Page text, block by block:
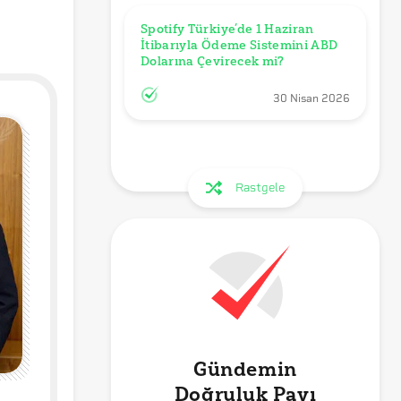
Spotify Türkiye’de 1 Haziran
İtibarıyla Ödeme Sistemini ABD
Dolarına Çevirecek mi?
30 Nisan 2026
Rastgele
Gündemin
Doğruluk Payı